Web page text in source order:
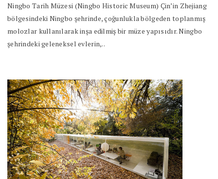
Ningbo Tarih Müzesi (Ningbo Historic Museum) Çin’in Zhejiang
bölgesindeki Ningbo şehrinde, çoğunlukla bölgeden toplanmış
molozlar kullanılarak inşa edilmiş bir müze yapısıdır. Ningbo
şehrindeki geleneksel evlerin,..